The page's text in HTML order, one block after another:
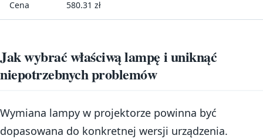
Cena 580.31 zł
Jak wybrać właściwą lampę i uniknąć
niepotrzebnych problemów
Wymiana lampy w projektorze powinna być
dopasowana do konkretnej wersji urządzenia.